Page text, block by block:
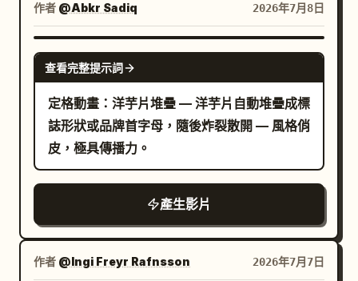
作者 @Abkr Sadiq 2026年7月8日
SEEDANCE 2.0
查看完整提示詞
定格動畫：洋芋片堆疊 — 洋芋片自動堆疊成標
誌形狀或品牌首字母，隨後炸裂散開 — 風格俏
皮，極具傳播力。
產生影片
作者 @Ingi Freyr Rafnsson 2026年7月7日